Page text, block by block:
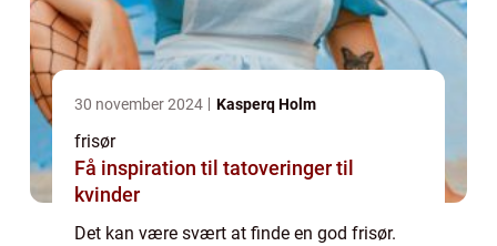
30 november 2024 Kasperq Holm
frisør
Få inspiration til tatoveringer til
kvinder
Det kan være svært at finde en god frisør.